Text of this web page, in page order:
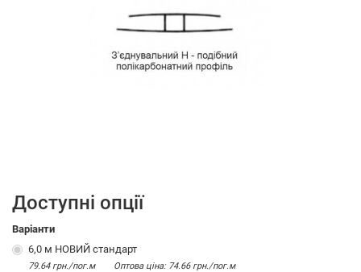
Доступні опції
Варіанти
6,0 м НОВИЙ стандарт
79.64 грн./пог.м Оптова цiна: 74.66 грн./пог.м